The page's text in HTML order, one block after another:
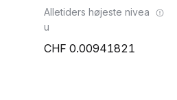
Alletiders højeste nivea
u
0.00941821